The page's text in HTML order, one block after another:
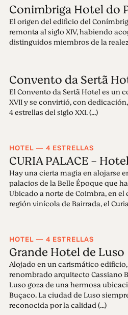
Conimbriga Hotel do
El origen del edificio del
remonta al siglo XIV, habiendo
distinguidos miembros de la
Convento da Sertã
El Convento da Sertã Hotel es un
XVII y se convirtió, con
4 estrellas del siglo XXI. (...)
HOTEL — 4 ESTRELLAS
CURIA PALACE -
Hay una cierta magia en alojarse
palacios de la Belle Époque que
Ubicado a norte de Coimbra, en
región vinícola de Bairrada, el
HOTEL — 4 ESTRELLAS
Grande Hotel de Luso
Alojado en un carismático
renombrado arquitecto Cassiano
Luso goza de una hermosa
Buçaco. La ciudad de Luso
reconocida por la calidad (...)